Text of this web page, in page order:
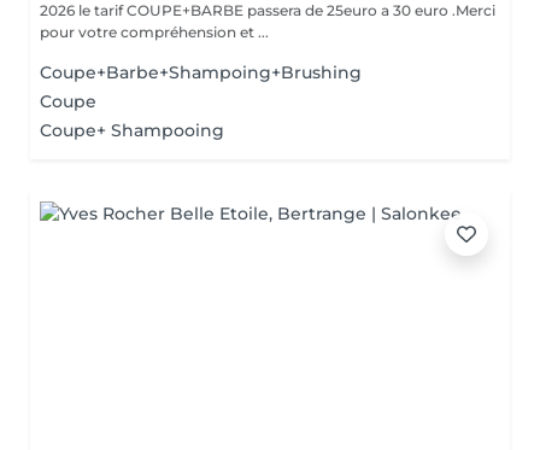
2026 le tarif COUPE+BARBE passera de 25euro a 30 euro .Merci
pour votre compréhension et ...
Coupe+Barbe+Shampoing+Brushing
Coupe
Coupe+ Shampooing